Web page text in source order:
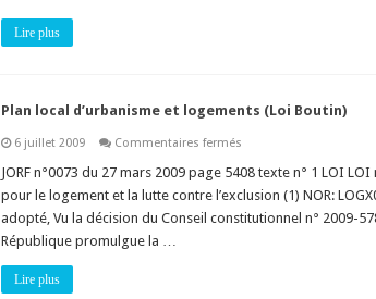
Lire plus
Plan local d’urbanisme et logements (Loi Boutin)
6 juillet 2009 Commentaires ferméssur
local
et
logements
(Loi
JORF n°0073 du 27 mars 2009 page 5408 texte n° 1 LOI
pour le logement et la lutte contre l’exclusion (1) NOR:
adopté, Vu la décision du Conseil constitutionnel n° 2009-
République promulgue la …
Lire plus